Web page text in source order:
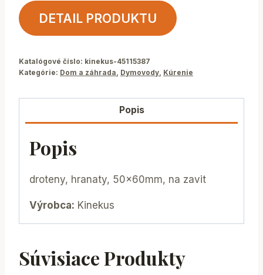
DETAIL PRODUKTU
Katalógové číslo: kinekus-45115387
Kategórie: Dom a záhrada, Dymovody, Kúrenie
Popis
Popis
droteny, hranaty, 50x60mm, na zavit
Výrobca: Kinekus
Súvisiace Produkty